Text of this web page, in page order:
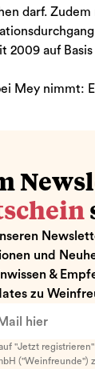
darf.
auf
Mey
und
&
zu
"Jetzt
("Weinfreunde")